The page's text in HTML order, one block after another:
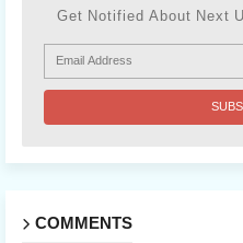
Get Notified About Next
COMMENTS